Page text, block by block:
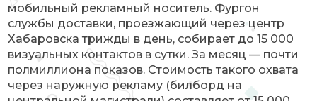
мобильный рекламный носитель. Фургон
службы доставки, проезжающий через центр
Хабаровска трижды в день, собирает до 15 000
визуальных контактов в сутки. За месяц — почти
полмиллиона показов. Стоимость такого охвата
через наружную рекламу (билборд на